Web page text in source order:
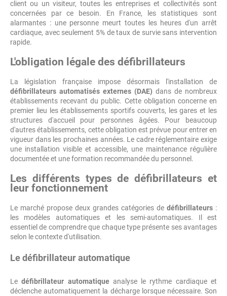
client ou un visiteur, toutes les entreprises et collectivités sont
concernées par ce besoin. En France, les statistiques sont
alarmantes : une personne meurt toutes les heures d'un arrêt
cardiaque, avec seulement 5% de taux de survie sans intervention
rapide.
L'obligation légale des défibrillateurs
La législation française impose désormais l'installation de
défibrillateurs automatisés externes (DAE) dans de nombreux
établissements recevant du public. Cette obligation concerne en
premier lieu les établissements sportifs couverts, les gares et les
structures d'accueil pour personnes âgées. Pour beaucoup
d'autres établissements, cette obligation est prévue pour entrer en
vigueur dans les prochaines années. Le cadre réglementaire exige
une installation visible et accessible, une maintenance régulière
documentée et une formation recommandée du personnel.
Les différents types de défibrillateurs et
leur fonctionnement
Le marché propose deux grandes catégories de défibrillateurs :
les modèles automatiques et les semi-automatiques. Il est
essentiel de comprendre que chaque type présente ses avantages
selon le contexte d'utilisation.
Le défibrillateur automatique
Ledéfibrillateur automatiqueanalyse le rythme cardiaque et
déclenche automatiquement la décharge lorsque nécessaire. Son